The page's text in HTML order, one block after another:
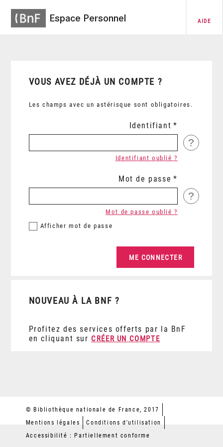
Espace Personnel AIDE
VOUS AVEZ DÉJÀ UN COMPTE ?
Les champs avec un astérisque sont obligatoires.
Identifiant
?
Identifiant oublié ?
Mot de passe
?
Afficher mot de passe
Mot de passe oublié ?
NOUVEAU À LA BNF ?
Profitez des services offerts par la BnF
en cliquant sur CRÉER UN COMPTE
© Bibliothèque nationale de France, 2017
Mentions légales
Conditions d'utilisation
Accessibilité : Partiellement conforme